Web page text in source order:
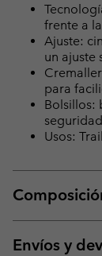
frente a
Ajuste:
un ajuste
para
Bolsillos:
Usos:
Envíos y